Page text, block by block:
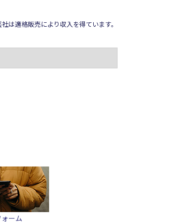
は適格販売により収入を得ています。
ーム